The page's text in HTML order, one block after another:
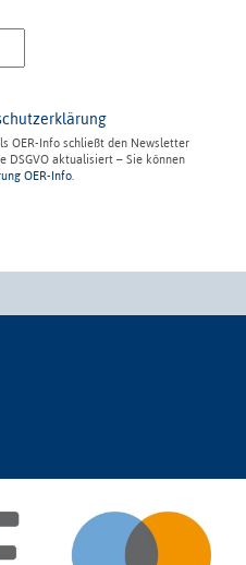
OER-Info schließt den Newsletter
DSGVO aktualisiert – Sie können
OER-Info